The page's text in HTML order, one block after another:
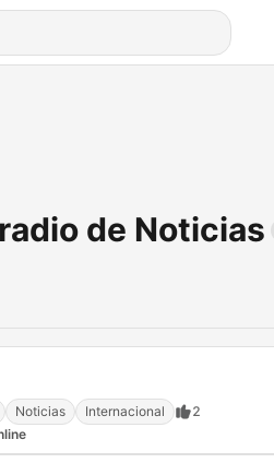
de Noticias
Noticias Internacional
2